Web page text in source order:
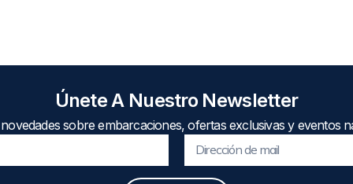
Únete A Nuestro Newsletter
sobre embarcaciones, ofertas exclusivas y eventos